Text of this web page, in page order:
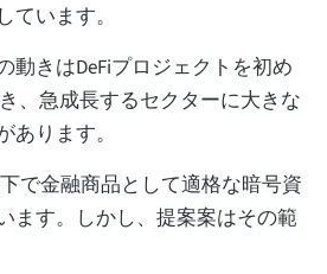
います。
動きはDeFiプロジェクトを初め
、急成長するセクターに大きな
ります。
で金融商品として適格な暗号資
ます。しかし、提案案はその範